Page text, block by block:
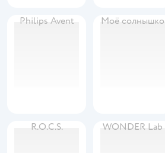
Philips Avent Моё солнышко
R.O.C.S. WONDER Lab